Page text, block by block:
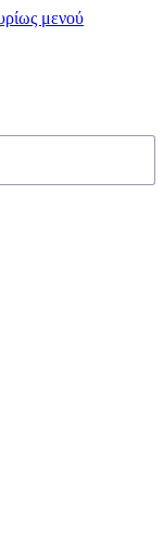
μενού